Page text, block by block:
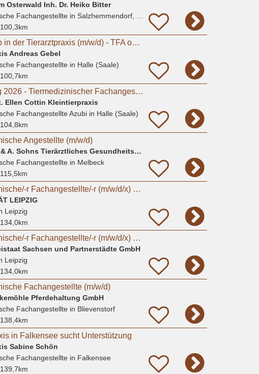
Osterwald Inh. Dr. Heiko Bitter
Fachangestelltein Salzhemmendorf, Oldendorf
100,3km
Sommerjob in der Tierarztpraxis (m/w/d) - TFA oder Studierende Tiermedizin
Andreas Gebel
Fachangestelltein Halle (Saale)
100,7km
Ausbildung 2026 - Tiermedizinischer Fachangestellter (m/w/d)
Ellen Cottin Kleintierpraxis
Fachangestellte Azubiin Halle (Saale)
104,8km
Angestellte (m/w/d)
Dr. A. Koch & A. Sohns Tierärztliches Gesundheitszentrum Oerzen GbR
Fachangestelltein Melbeck
115,5km
Tiermedizinische/-r Fachangestellte/-r (m/w/d/x) oder Tierpfleger/-in (m/w/d/x) für den Bereich
LEIPZIG
Leipzig
134,0km
Tiermedizinische/-r Fachangestellte/-r (m/w/d/x) oder Tierpfleger/in (m/w/d/x) für den Bereich
Sachsen und Partnerstädte GmbH
Leipzig
134,0km
Fachangestellte (m/w/d)
Pferdehaltung GmbH
Fachangestelltein Blievenstorf
138,4km
in Falkensee sucht Unterstützung
Sabine Schön
Fachangestelltein Falkensee
139,7km